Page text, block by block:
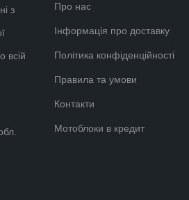
з
всій
Про нас
Інформація про доставку
Політика конфіденційності
Правила та умови
Контакти
Мотоблоки в кредит